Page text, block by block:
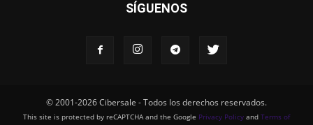
SÍGUENOS
© 2001-2026 Cibersale - Todos los derechos reservados.
This site is protected by reCAPTCHA and the Google Privacy Policy and Terms of